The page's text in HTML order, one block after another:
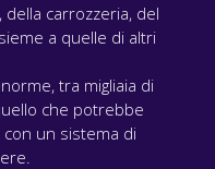
della carrozzeria, del
a quelle di altri
tra migliaia di
che potrebbe
un sistema di